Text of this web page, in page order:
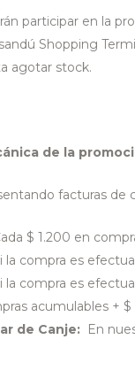
participar en la
Shopping
agotar stock.
de la
facturas de
$ 1.200 en
la compra es
la compra es
acumulables + $
de Canje: En